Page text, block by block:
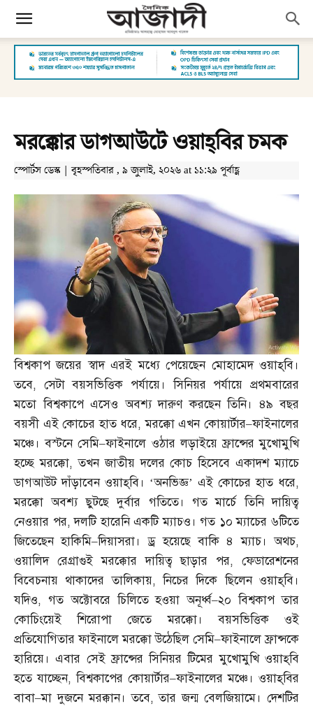
মরক্কোর ডাগআউটে ওয়াহ্‌বির চমক
স্পোর্টস ডেস্ক | বৃহস্পতিবার , ৯ জুলাই, ২০২৬ at ১১:২৯ পূর্বাহ্ণ
বিশ্বকাপ জয়ের স্বাদ এরই মধ্যে পেয়েছেন মোহামেদ ওয়াহ্‌বি।
তবে, সেটা বয়সভিত্তিক পর্যায়ে। সিনিয়র পর্যায়ে প্রথমবারের
মতো বিশ্বকাপে এসেও অবশ্য দারুণ করছেন তিনি। ৪৯ বছর
বয়সী এই কোচের হাত ধরে,মরক্কো এখন কোয়ার্টার–ফাইনালের
মঞ্চে। বস্টনে সেমি–ফাইনালে ওঠার লড়াইয়ে ফ্রান্সের মুখোমুখি
হচ্ছে মরক্কো,তখন জাতীয় দলের কোচ হিসেবে একাদশ ম্যাচে
ডাগআউট দাঁড়াবেন ওয়াহ্‌বি। ‘অনভিজ্ঞ’ এই কোচের হাত ধরে,
মরক্কো অবশ্য ছুটছে দুর্বার গতিতে। গত মার্চে তিনি দায়িত্ব
নেওয়ার পর,দলটি হারেনি একটি ম্যাচও। গত ১০ ম্যাচের ৬টিতে
জিতেছেন হাকিমি–দিয়াসরা। ড্র হয়েছে বাকি ৪ ম্যাচ। অথচ,
ওয়ালিদ রেগ্রাগুই মরক্কোর দায়িত্ব ছাড়ার পর,ফেডারেশনের
বিবেচনায় থাকাদের তালিকায়,নিচের দিকে ছিলেন ওয়াহ্‌বি।
যদিও, গত অক্টোবরে চিলিতে হওয়া অনূর্ধ্ব–২০ বিশ্বকাপ তার
কোচিংয়েই শিরোপা জেতে মরক্কো। বয়সভিত্তিক ওই
প্রতিযোগিতার ফাইনালে মরক্কো উঠেছিল সেমি–ফাইনালে ফ্রান্সকে
হারিয়ে। এবার সেই ফ্রান্সের সিনিয়র টিমের মুখোমুখি ওয়াহ্‌বি
হতে যাচ্ছেন,বিশ্বকাপের কোয়ার্টার–ফাইনালের মঞ্চে। ওয়াহ্‌বির
বাবা–মা দুজনে মরক্কান। তবে,তার জন্ম বেলজিয়ামে। দেশটির